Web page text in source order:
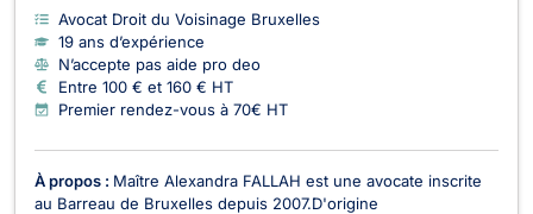
Avocat Droit du Voisinage Bruxelles
19 ans d’expérience
N’accepte pas aide pro deo
Entre 100 € et 160 € HT
Premier rendez-vous à 70€ HT
À propos : Maître Alexandra FALLAH est une avocate inscrite
au Barreau de Bruxelles depuis 2007.D'origine